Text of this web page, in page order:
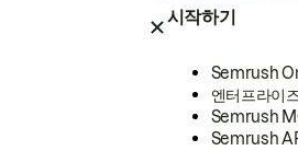
시작하기
Semrush
엔터프라이
Semrush
Semrush